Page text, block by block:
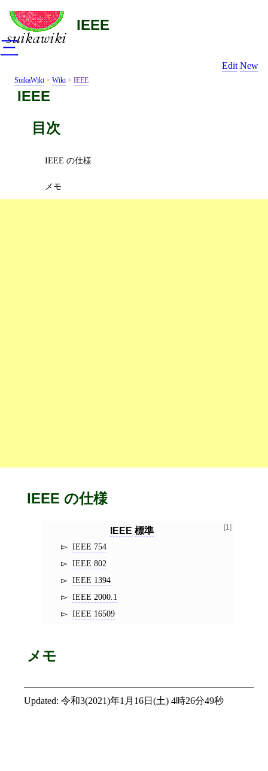
IEEE
Edit New
SuikaWiki > Wiki > IEEE
IEEE
目次
IEEE の仕様
メモ
IEEE の仕様
[1]
IEEE 標準
IEEE 754
IEEE 802
IEEE 1394
IEEE 2000.1
IEEE 16509
メモ
Updated: 令和3(2021)年1月16日(土) 4時26分49秒
三